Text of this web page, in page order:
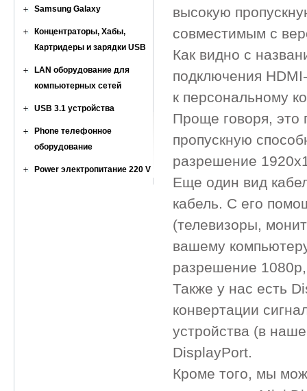
Samsung Galaxy
Концентраторы, Хабы,
Картридеры и зарядки USB
LAN оборудование для
компьютерных сетей
USB 3.1 устройства
Phone телефонное
оборудование
Power электропитание 220 V
высокую
совместимым с
Как видно с
подключения
к персональному
Проще говоря, это
пропускную
разрешение
Еще один вид
кабель. С его
(телевизоры,
вашему
разрешение
Также у нас есть
конвертации
устройства (в
DisplayPort.
Кроме того, мы